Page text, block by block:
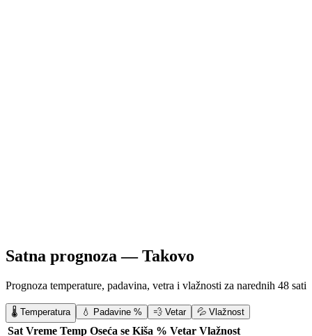
Satna prognoza —Takovo
Prognoza temperature, padavina, vetra i vlažnosti za narednih 48 sati
🌡️ Temperatura 💧 Padavine % 💨 Vetar 💦 Vlažnost
Sat Vreme Temp Oseća se Kiša % Vetar Vlažnost